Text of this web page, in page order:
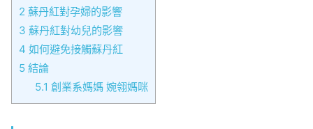
2 蘇丹紅對孕婦的影響
3 蘇丹紅對幼兒的影響
4 如何避免接觸蘇丹紅
5 結論
5.1 創業系媽媽 婉翎媽咪